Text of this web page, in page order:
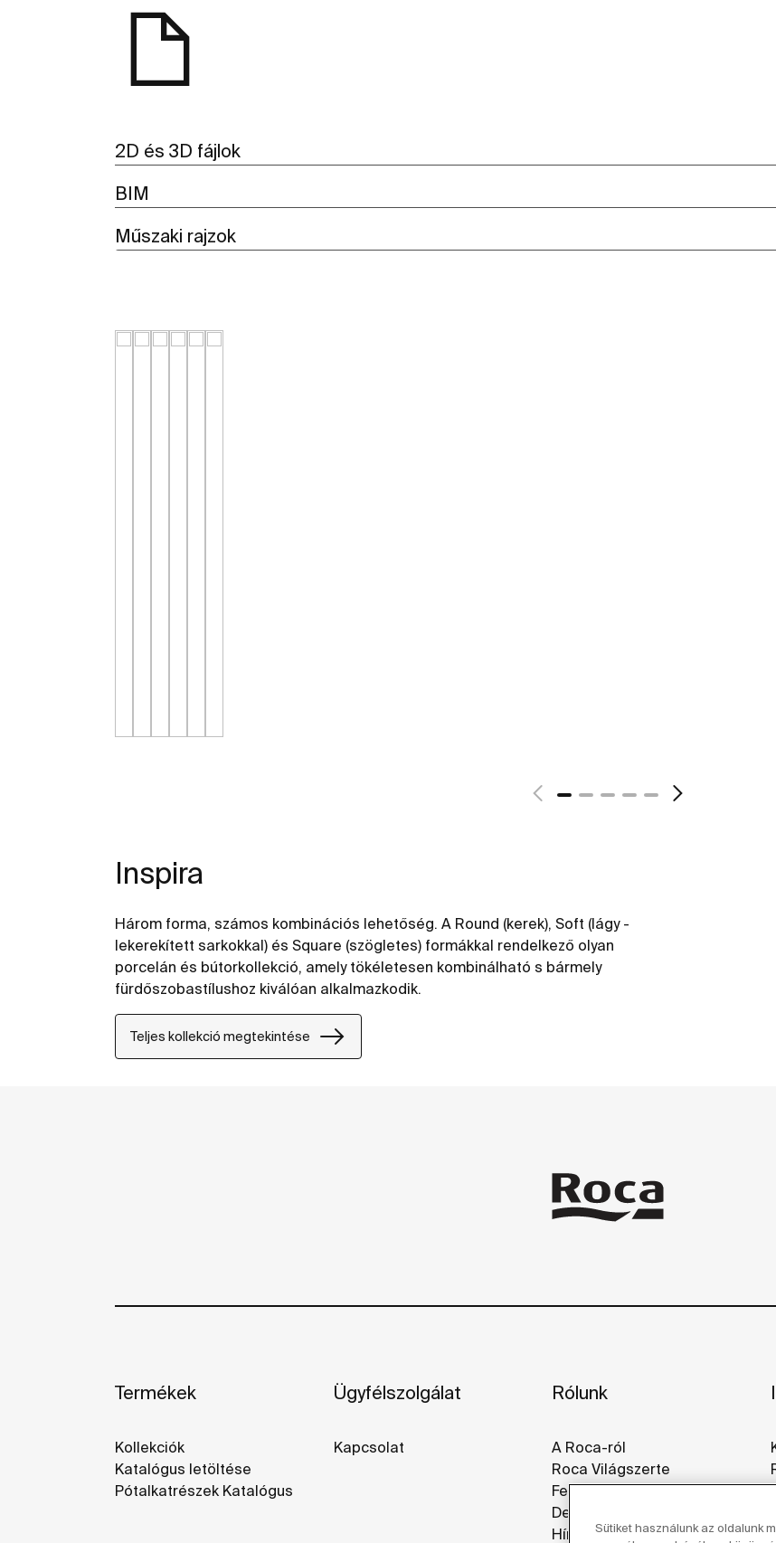
2D és 3D fájlok
BIM
Műszaki rajzok
Inspira
Három forma, számos kombinációs lehetőség. A Round (kerek), Soft (lágy -
lekerekített sarkokkal) és Square (szögletes) formákkal rendelkező olyan
porcelán és bútorkollekció, amely tökéletesen kombinálható s bármely
fürdőszobastílushoz kiválóan alkalmazkodik.
Teljes kollekció megtekintése
Termékek
Kollekciók
Katalógus letöltése
Pótalkatrészek Katalógus
Ügyfélszolgálat
Kapcsolat
Rólunk
A Roca-ról
Roca Világszerte
Fenntarthatóság
Design És Innováció
Hírek
Sütiket használunk az oldalunk